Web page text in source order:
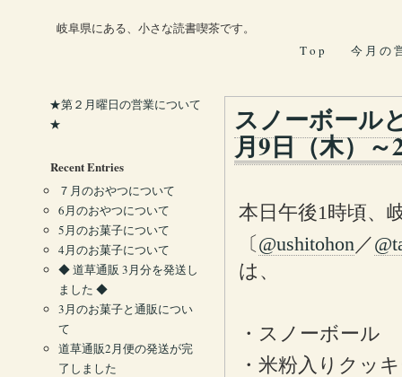
岐阜県にある、小さな読書喫茶です。
T o p
今 月 の
スノーボール
月9日（木）～
本日午後1時頃、
〔@ushitohon／
は、
・スノーボール
・米粉入りクッ
★第２月曜日の営業について
★
Recent Entries
７月のおやつについて
6月のおやつについて
5月のお菓子について
4月のお菓子について
◆ 道草通販 3月分を発送し
ました ◆
3月のお菓子と通販につい
て
道草通販2月便の発送が完
了しました